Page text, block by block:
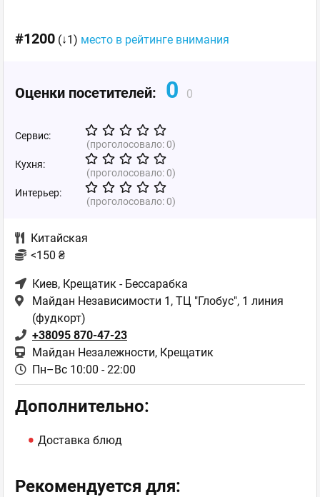
#1200 (↓1) место в рейтинге внимания
Оценки посетителей: 0 0
Сервис:
(проголосовало:0)
Кухня:
(проголосовало:0)
Интерьер:
(проголосовало:0)
Китайская
<150 ₴
Киев, Крещатик - Бессарабка
Майдан Независимости 1, ТЦ "Глобус", 1 линия
(фудкорт)
+38095 870-47-23
Майдан Незалежности, Крещатик
Пн–Вс 10:00 - 22:00
Дополнительно:
Доставка блюд
Рекомендуется для: